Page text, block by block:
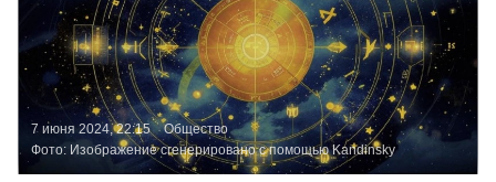
7 июня 2024, 22:15
Общество
Фото: Изображение сгенерировано с помощью Kandinsky